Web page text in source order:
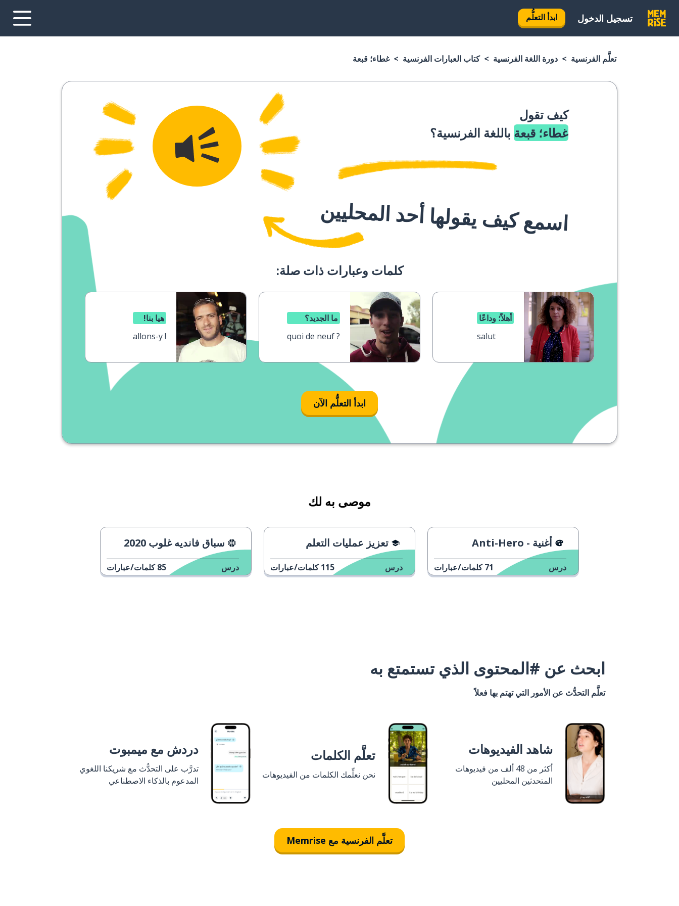
تسجيل الدخول ابدأ التعلُّم
تعلَّم الفرنسية دورة اللغة الفرنسية كتاب العبارات الفرنسية غطاء؛ قبعة
كيف تقول
غطاء؛ قبعة باللغة الفرنسية؟
اسمع كيف يقولها أحد المحليين
كلمات وعبارات ذات صلة:
أهلاً؛ وداعًا
salut
ما الجديد؟
quoi de neuf ?
هيا بنا!
allons-y !
ابدأ التعلُّم الآن
موصى به لك
أغنية - Anti-Hero
درس 71 كلمات/عبارات
تعزيز عمليات التعلم
درس 115 كلمات/عبارات
سباق فانديه غلوب 2020
درس 85 كلمات/عبارات
ابحث عن #المحتوى الذي تستمتع به
تعلَّم التحدُّث عن الأمور التي تهتم بها فعلاً
شاهد الفيديوهات
أكثر من 48 ألف من فيديوهات
المتحدثين المحليين
تعلَّم الكلمات
نحن نعلِّمك الكلمات من الفيديوهات
دردش مع ميمبوت
تدرَّب على التحدُّث مع شريكنا اللغوي
المدعوم بالذكاء الاصطناعي
تعلَّم الفرنسية مع Memrise